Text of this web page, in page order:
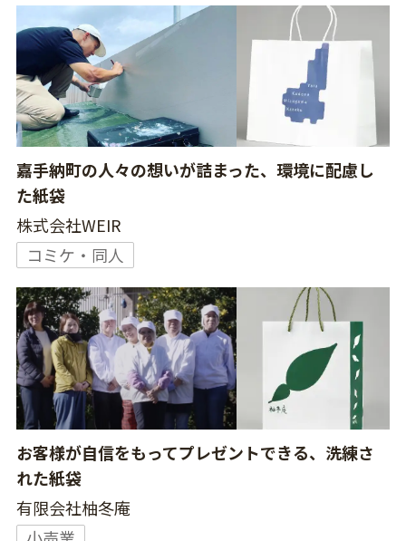
嘉手納町の人々の想いが詰まった、環境に配慮し
た紙袋
株式会社WEIR
コミケ・同人
お客様が自信をもってプレゼントできる、洗練さ
れた紙袋
有限会社柚冬庵